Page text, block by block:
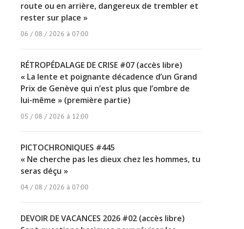
route ou en arrière, dangereux de trembler et
rester sur place »
06 / 08 / 2026 à 07:00
RÉTROPÉDALAGE DE CRISE #07 (accès libre)
« La lente et poignante décadence d’un Grand
Prix de Genève qui n’est plus que l’ombre de
lui-même » (première partie)
05 / 08 / 2026 à 12:00
PICTOCHRONIQUES #445
« Ne cherche pas les dieux chez les hommes, tu
seras déçu »
04 / 08 / 2026 à 07:00
DEVOIR DE VACANCES 2026 #02 (accès libre)